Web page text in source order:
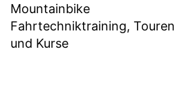
Mountainbike
Fahrtechniktraining, Touren
und Kurse